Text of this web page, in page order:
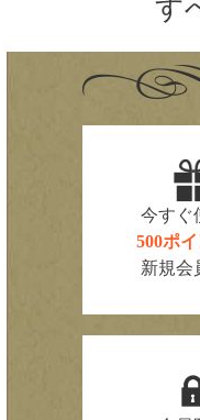
す
今すぐ
500ポイ
新規会